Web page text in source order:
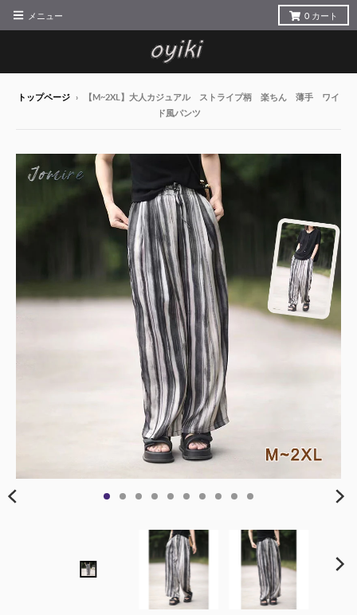
メニュー 0 カート
トップページ ›
【M~2XL】大人カジュアル ストライプ柄 楽ちん 薄手 ワイ
ド風パンツ